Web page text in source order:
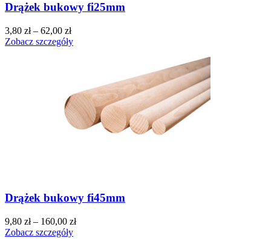
Drążek bukowy fi25mm
3,80 zł– 62,00 zł
Zobacz szczegóły
Drążek bukowy fi45mm
9,80 zł– 160,00 zł
Zobacz szczegóły